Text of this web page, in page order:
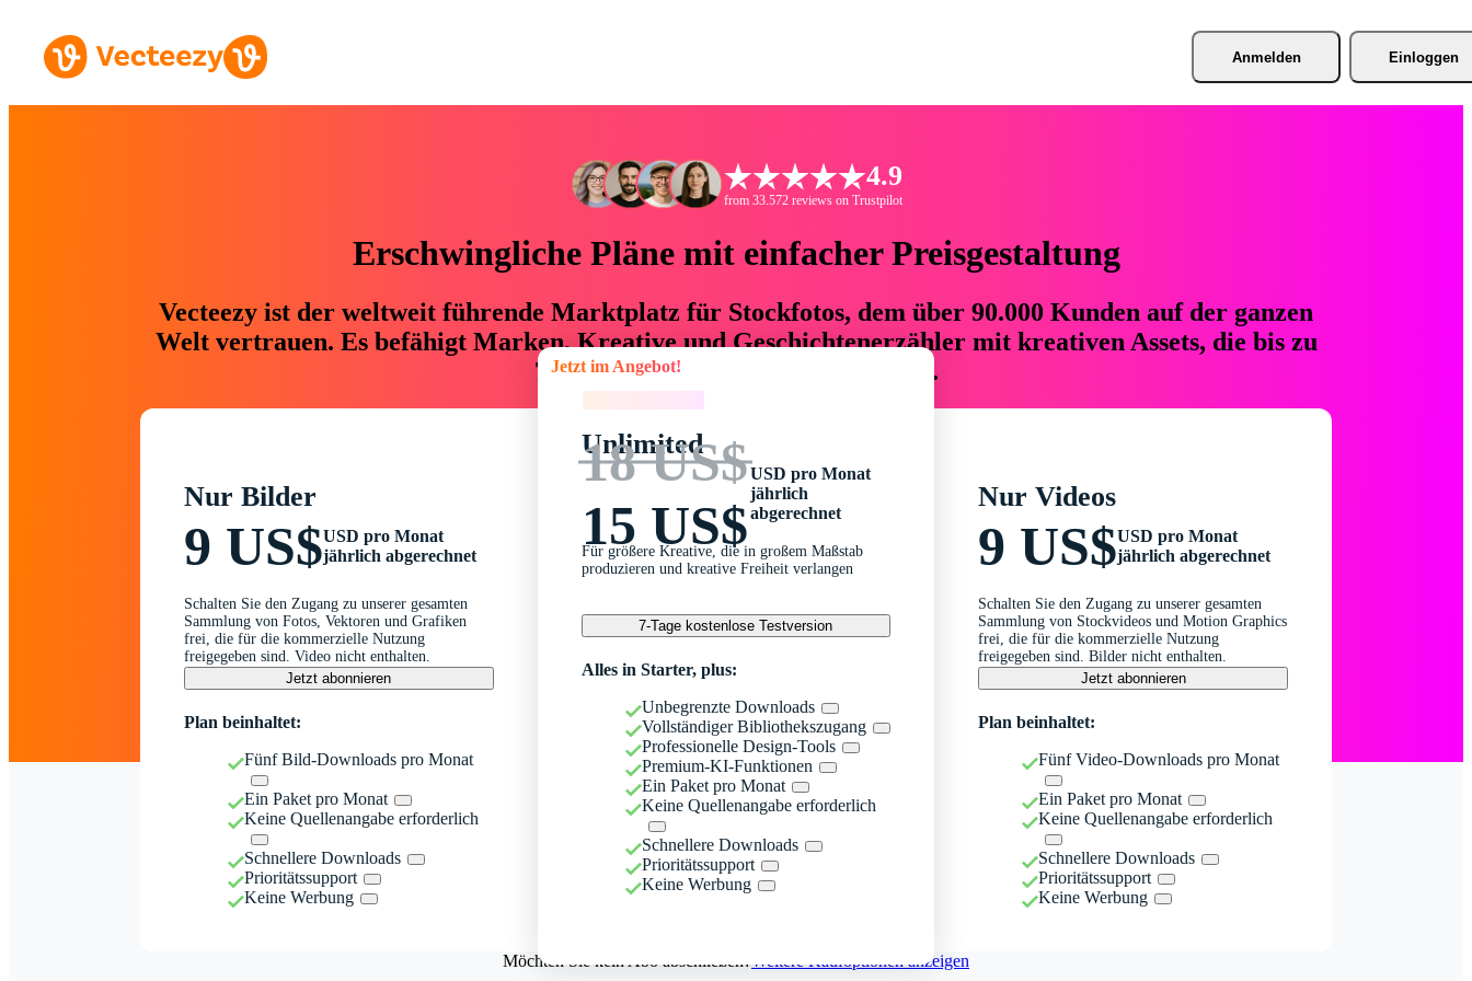
Anmelden Einloggen
4.9
from 33.572 reviews on Trustpilot
Erschwingliche Pläne mit einfacher Preisgestaltung
Vecteezy ist der weltweit führende Marktplatz für Stockfotos, dem über 90.000 Kunden auf der ganzen
Welt vertrauen. Es befähigt Marken, Kreative und Geschichtenerzähler mit kreativen Assets, die bis zu
76 % an Zeit und Budget einsparen.
Nur Bilder
9 US$USD pro Monat
jährlich abgerechnet
Schalten Sie den Zugang zu unserer gesamten
Sammlung von Fotos, Vektoren und Grafiken
frei, die für die kommerzielle Nutzung
freigegeben sind. Video nicht enthalten.
Jetzt abonnieren
Plan beinhaltet:
Fünf Bild-Downloads pro Monat
Ein Paket pro Monat
Keine Quellenangabe erforderlich
Schnellere Downloads
Prioritätssupport
Keine Werbung
Jetzt im Angebot!
Unlimited
18 US$
15 US$
USD pro Monat
jährlich
abgerechnet
Für größere Kreative, die in großem Maßstab
produzieren und kreative Freiheit verlangen
7-Tage kostenlose Testversion
Alles in Starter, plus:
Unbegrenzte Downloads
Vollständiger Bibliothekszugang
Professionelle Design-Tools
Premium-KI-Funktionen
Ein Paket pro Monat
Keine Quellenangabe erforderlich
Schnellere Downloads
Prioritätssupport
Keine Werbung
Nur Videos
9 US$USD pro Monat
jährlich abgerechnet
Schalten Sie den Zugang zu unserer gesamten
Sammlung von Stockvideos und Motion Graphics
frei, die für die kommerzielle Nutzung
freigegeben sind. Bilder nicht enthalten.
Jetzt abonnieren
Plan beinhaltet:
Fünf Video-Downloads pro Monat
Ein Paket pro Monat
Keine Quellenangabe erforderlich
Schnellere Downloads
Prioritätssupport
Keine Werbung
Möchten Sie kein Abo abschließen?Weitere Kaufoptionen anzeigen